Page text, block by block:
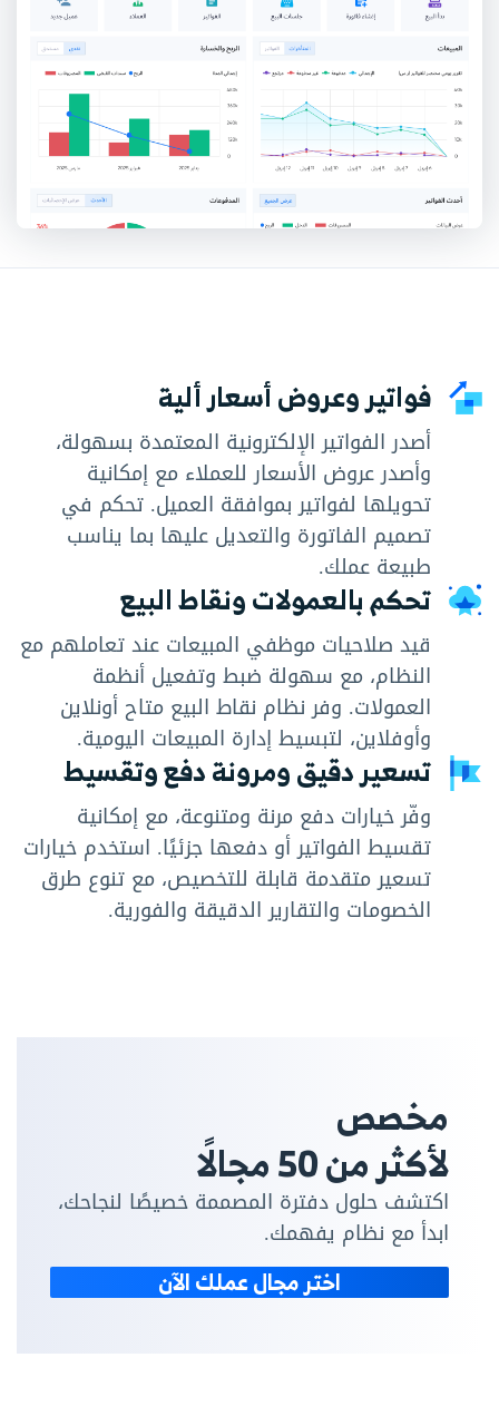
فواتير وعروض أسعار ألية
أصدر الفواتير الإلكترونية المعتمدة بسهولة،
وأصدر عروض الأسعار للعملاء مع إمكانية
تحويلها لفواتير بموافقة العميل. تحكم في
تصميم الفاتورة والتعديل عليها بما يناسب
طبيعة عملك.
تحكم بالعمولات ونقاط البيع
قيد صلاحيات موظفي المبيعات عند تعاملهم مع
النظام، مع سهولة ضبط وتفعيل أنظمة
العمولات. وفر نظام نقاط البيع متاح أونلاين
وأوفلاين، لتبسيط إدارة المبيعات اليومية.
تسعير دقيق ومرونة دفع وتقسيط
وفّر خيارات دفع مرنة ومتنوعة، مع إمكانية
تقسيط الفواتير أو دفعها جزئيًا. استخدم خيارات
تسعير متقدمة قابلة للتخصيص، مع تنوع طرق
الخصومات والتقارير الدقيقة والفورية.
مخصص
لأكثر من 50 مجالًا
اكتشف حلول دفترة المصممة خصيصًا لنجاحك،
ابدأ مع نظام يفهمك.
اختر مجال عملك الآن